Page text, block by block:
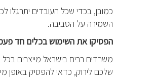
כמובן, בכדי שכל העובדים יתרגלו
השמירה על הסביבה.
הפסיקו את השימוש בכלים חד
משרדים רבים בישראל מייצרים
שלכם לירוק, כדאי להפסיק באופן